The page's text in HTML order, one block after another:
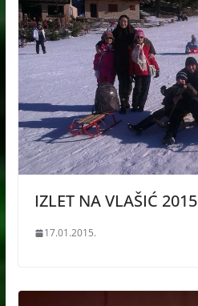
IZLET NA VLAŠIĆ 2015
17.01.2015.